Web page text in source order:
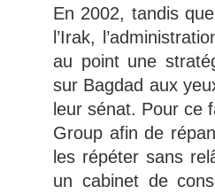
En 2002, tandis
l’Irak,
au point une
sur Bagdad aux
leur sénat. Pour ce
Group afin de
les répéter sans
un cabinet de